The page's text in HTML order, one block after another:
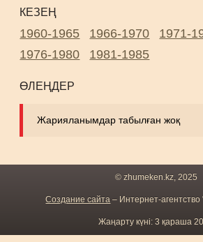
КЕЗЕҢ
1960-1965 1966-1970
1971-
1976-1980
1981-1985
ӨЛЕҢДЕР
Жарияланымдар табылған жоқ
© zhumeken.kz, 2025
Создание сайта – Интернет-
Жаңарту күні: 3 қараша